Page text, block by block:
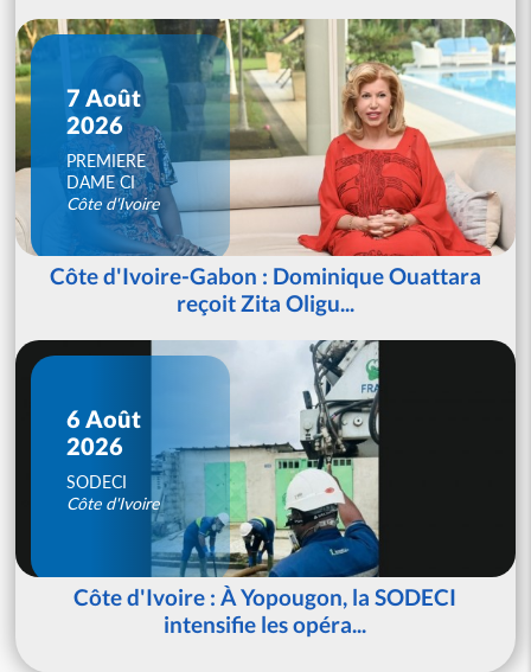
7 Août
2026
PREMIERE
DAME CI
Côte d'Ivoire
Côte d'Ivoire-Gabon : Dominique Ouattara
reçoit Zita Oligu...
6 Août
2026
SODECI
Côte d'Ivoire
Côte d'Ivoire : À Yopougon, la SODECI
intensifie les opéra...